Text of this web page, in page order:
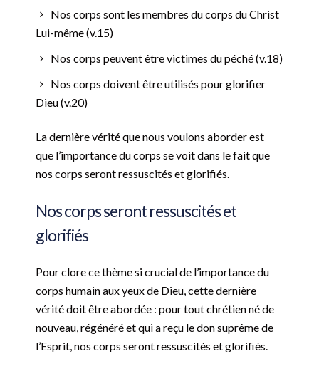
Nos corps sont les membres du corps du Christ
Lui-même (v.15)
Nos corps peuvent être victimes du péché (v.18)
Nos corps doivent être utilisés pour glorifier
Dieu (v.20)
La dernière vérité que nous voulons aborder est
que l’importance du corps se voit dans le fait que
nos corps seront ressuscités et glorifiés.
Nos corps seront ressuscités et
glorifiés
Pour clore ce thème si crucial de l’importance du
corps humain aux yeux de Dieu, cette dernière
vérité doit être abordée : pour tout chrétien né de
nouveau, régénéré et qui a reçu le don suprême de
l’Esprit, nos corps seront ressuscités et glorifiés.